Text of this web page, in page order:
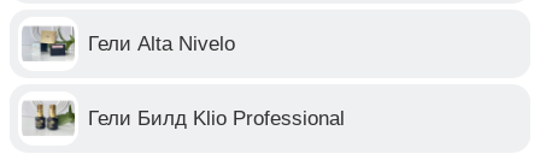
Гели Alta Nivelo
Гели Билд Klio Professional